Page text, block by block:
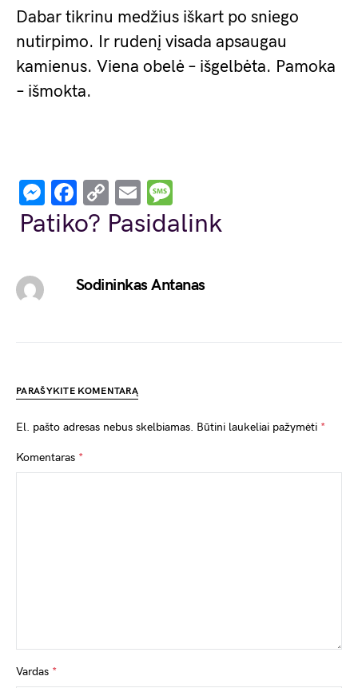
Dabar tikrinu medžius iškart po sniego
nutirpimo. Ir rudenį visada apsaugau
kamienus. Viena obelė – išgelbėta. Pamoka
– išmokta.
Messenger
Facebook
Copy
Link
Email
Patiko? Pasidalink
Sodininkas Antanas
PARAŠYKITE KOMENTARĄ
El. pašto adresas nebus skelbiamas. Būtini laukeliai pažymėti *
Komentaras *
Vardas *